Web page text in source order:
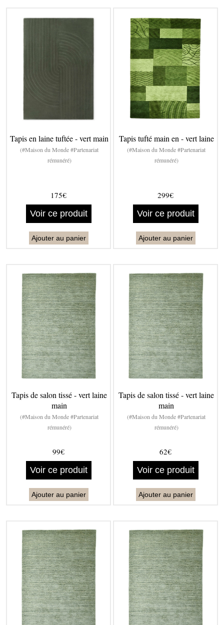
Tapis en laine tuftée - vert main
(#Maison du Monde #Partenariat
rémunéré)
175€
Voir ce produit
Ajouter au panier
Tapis tufté main en - vert laine
(#Maison du Monde #Partenariat
rémunéré)
299€
Voir ce produit
Ajouter au panier
Tapis de salon tissé - vert laine
main
(#Maison du Monde #Partenariat
rémunéré)
99€
Voir ce produit
Ajouter au panier
Tapis de salon tissé - vert laine
main
(#Maison du Monde #Partenariat
rémunéré)
62€
Voir ce produit
Ajouter au panier